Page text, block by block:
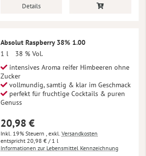
Details
Absolut Raspberry 38% 1.00
1 l
38 % Vol.
intensives Aroma reifer Himbeeren ohne
Zucker
vollmundig, samtig & klar im Geschmack
perfekt für fruchtige Cocktails & puren
Genuss
20,98 €
Inkl. 19% Steuern , exkl. Versandkosten
20,98 € / 1 l
Informationen zur Lebensmittel Kennzeichnung